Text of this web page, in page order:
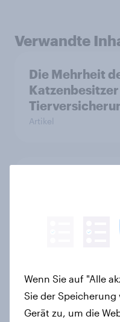
Verwandte
Die Mehrheit
Artikel
mehr als
Spotlight:
Verbraucher
Report
Wenn Sie auf "Alle
Sie der
Gerät zu, um die